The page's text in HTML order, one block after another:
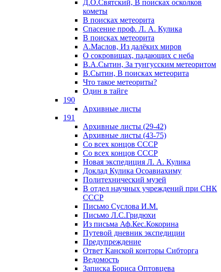
Д.О.Святский, В поисках осколков
кометы
В поисках метеорита
Спасение проф. Л. А. Кулика
В поисках метеорита
А.Маслов, Из далёких миров
О сокровищах, падающих с неба
В.А.Сытин, За тунгусским метеоритом
В.Сытин, В поисках метеорита
Что такое метеориты?
Один в тайге
190
Архивные листы
191
Архивные листы (29-42)
Архивные листы (43-75)
Со всех концов СССР
Со всех концов СССР
Новая экспедиция Л. А. Кулика
Доклад Кулика Осоавиахиму
Политехнический музей
В отдел научных учреждений при СНК
СССР
Письмо Суслова И.М.
Письмо Л.С.Гридюхи
Из письма Аф.Кес.Кокорина
Путевой дневник экспедиции
Предупреждение
Ответ Канской конторы Сибторга
Ведомость
Записка Бориса Оптовцева